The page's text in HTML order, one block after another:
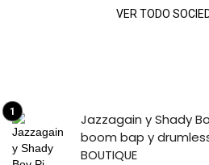
VER TODO
Jazzagain y Shady
boom bap y
BOUTIQUE